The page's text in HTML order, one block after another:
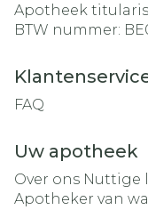
Apotheek
BTW nummer:
FAQ
Uw apotheek
Over ons Nuttige
Apotheker van